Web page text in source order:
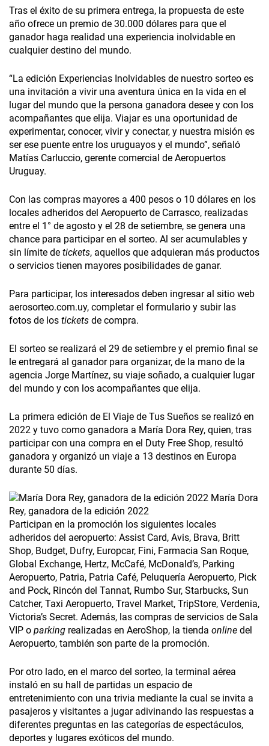
Tras el éxito de su primera entrega, la propuesta de este
año ofrece un premio de 30.000 dólares para que el
ganador haga realidad una experiencia inolvidable en
cualquier destino del mundo.
“La edición Experiencias Inolvidables de nuestro sorteo es
una invitación a vivir una aventura única en la vida en el
lugar del mundo que la persona ganadora desee y con los
acompañantes que elija. Viajar es una oportunidad de
experimentar, conocer, vivir y conectar, y nuestra misión es
ser ese puente entre los uruguayos y el mundo”, señaló
Matías Carluccio, gerente comercial de Aeropuertos
Uruguay.
Con las compras mayores a 400 pesos o 10 dólares en los
locales ­adheridos del Aeropuerto de Carrasco, realizadas
entre el 1° de agosto y el 28 de setiembre, se genera una
chance para participar en el sorteo. Al ser acumulables y
sin límite de tickets, aquellos que adquieran más productos
o servicios tienen mayores posibilidades de ganar.
Para participar, los interesados deben ingresar al sitio web
aerosorteo.com.uy, completar el formulario y subir las
fotos de los tickets de compra.
El sorteo se realizará el 29 de setiembre y el premio final se
le entregará al ganador para organizar, de la mano de la
agencia Jorge Martínez, su viaje soñado, a cualquier lugar
del mundo y con los acompañantes que elija.
La primera edición de El Viaje de Tus Sueños se realizó en
2022 y tuvo como ganadora a María Dora Rey, quien, tras
participar con una compra en el Duty Free Shop, resultó
ganadora y organizó un viaje a 13 destinos en Europa
durante 50 días.
María Dora
Rey, ganadora de la edición 2022
Participan en la promoción los siguientes locales
adheridos del aeropuerto: Assist Card, Avis, Brava, Britt
Shop, Budget, Dufry, Europcar, Fini, Farmacia San Roque,
Global Exchange, Hertz, McCafé, McDonald’s, Parking
Aeropuerto, Patria, Patria Café, Peluquería Aeropuerto, Pick
and Pock, Rincón del Tannat, Rumbo Sur, Starbucks, Sun
Catcher, Taxi Aeropuerto, Travel Market, TripStore, Verdenia,
Victoria’s Secret. Además, las compras de servicios de Sala
VIP o parking realizadas en AeroShop, la tienda online del
Aeropuerto, también son parte de la promoción.
Por otro lado, en el marco del sorteo, la terminal aérea
instaló en su hall de partidas un espacio de
entretenimiento con una trivia mediante la cual se invita a
pasajeros y visitantes a jugar adivinando las respuestas a
diferentes preguntas en las categorías de espectáculos,
deportes y lugares exóticos del mundo.